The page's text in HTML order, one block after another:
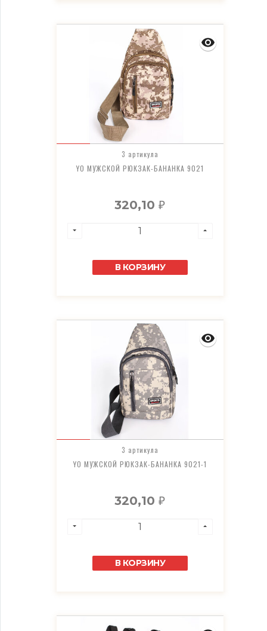
3 артикула
YO МУЖСКОЙ РЮКЗАК-БАНАНКА 9021
320,10₽
В КОРЗИНУ
3 артикула
YO МУЖСКОЙ РЮКЗАК-БАНАНКА 9021-1
320,10₽
В КОРЗИНУ